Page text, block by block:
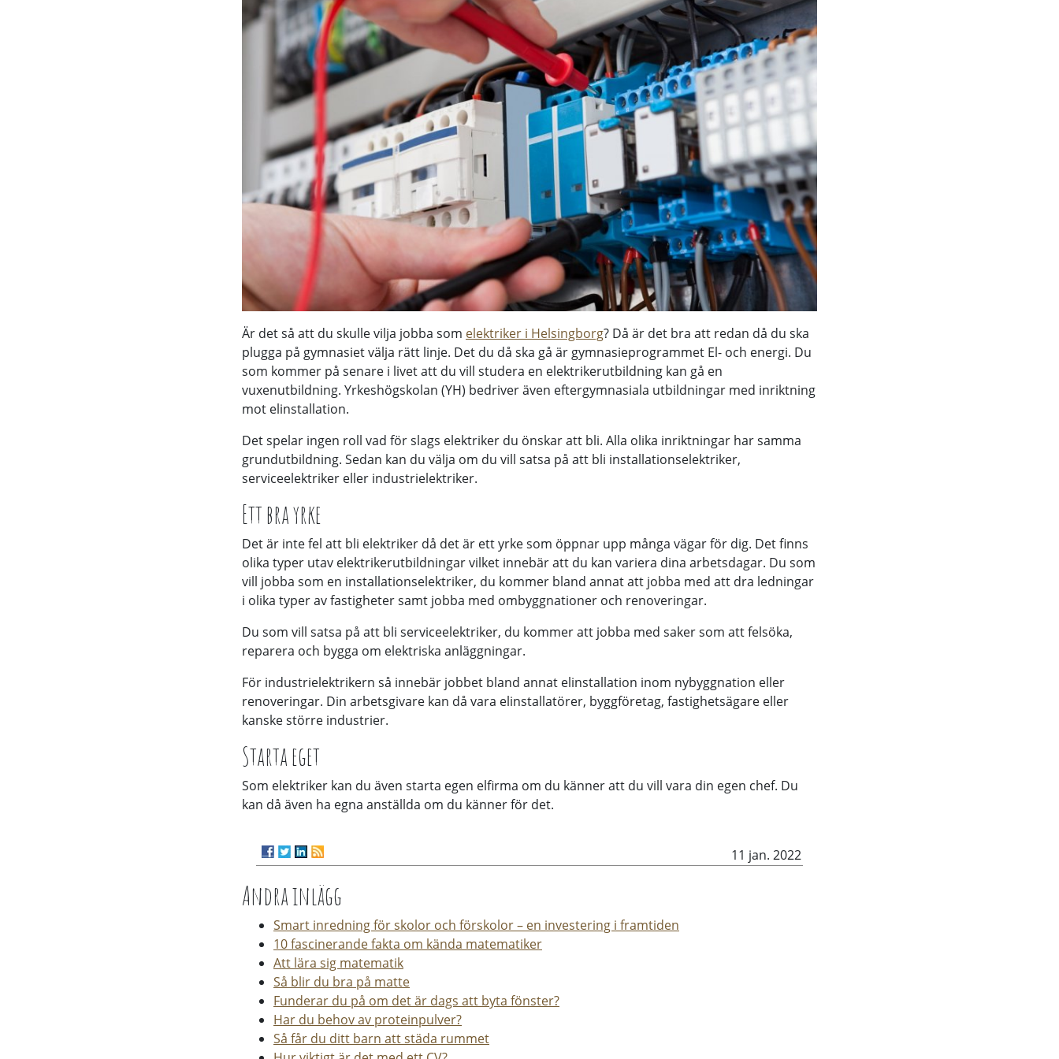
Är det så att du skulle vilja jobba som elektriker i Helsingborg? Då är det bra att redan då du ska
plugga på gymnasiet välja rätt linje. Det du då ska gå är gymnasieprogrammet El- och energi. Du
som kommer på senare i livet att du vill studera en elektrikerutbildning kan gå en
vuxenutbildning. Yrkeshögskolan (YH) bedriver även eftergymnasiala utbildningar med inriktning
mot elinstallation.
Det spelar ingen roll vad för slags elektriker du önskar att bli. Alla olika inriktningar har samma
grundutbildning. Sedan kan du välja om du vill satsa på att bli installationselektriker,
serviceelektriker eller industrielektriker.
Ett bra yrke
Det är inte fel att bli elektriker då det är ett yrke som öppnar upp många vägar för dig. Det finns
olika typer utav elektrikerutbildningar vilket innebär att du kan variera dina arbetsdagar. Du som
vill jobba som en installationselektriker, du kommer bland annat att jobba med att dra ledningar
i olika typer av fastigheter samt jobba med ombyggnationer och renoveringar.
Du som vill satsa på att bli serviceelektriker, du kommer att jobba med saker som att felsöka,
reparera och bygga om elektriska anläggningar.
För industrielektrikern så innebär jobbet bland annat elinstallation inom nybyggnation eller
renoveringar. Din arbetsgivare kan då vara elinstallatörer, byggföretag, fastighetsägare eller
kanske större industrier.
Starta eget
Som elektriker kan du även starta egen elfirma om du känner att du vill vara din egen chef. Du
kan då även ha egna anställda om du känner för det.
11 jan. 2022
Andra inlägg
Smart inredning för skolor och förskolor – en investering i framtiden
10 fascinerande fakta om kända matematiker
Att lära sig matematik
Så blir du bra på matte
Funderar du på om det är dags att byta fönster?
Har du behov av proteinpulver?
Så får du ditt barn att städa rummet